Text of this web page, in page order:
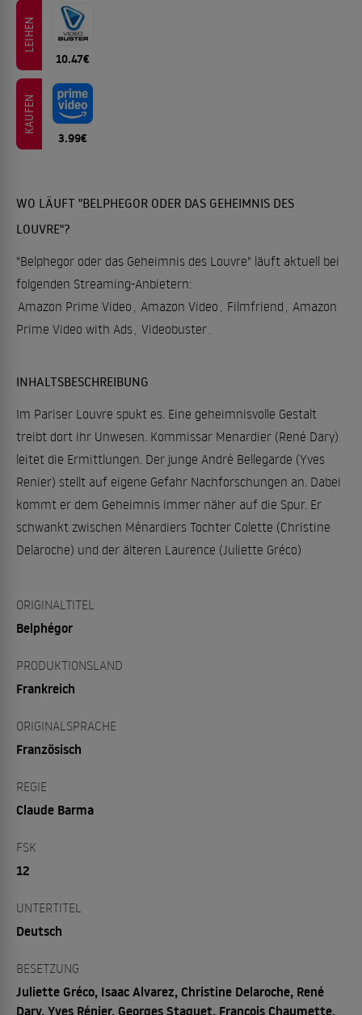
LEIHEN
10.47€
KAUFEN
3.99€
WO LÄUFT "BELPHEGOR ODER DAS GEHEIMNIS DES
LOUVRE"?
"Belphegor oder das Geheimnis des Louvre" läuft aktuell bei
folgenden Streaming-Anbietern:
Amazon Prime Video , Amazon Video , Filmfriend , Amazon
Prime Video with Ads, Videobuster.
INHALTSBESCHREIBUNG
Im Pariser Louvre spukt es. Eine geheimnisvolle Gestalt
treibt dort ihr Unwesen. Kommissar Menardier (René Dary)
leitet die Ermittlungen. Der junge André Bellegarde (Yves
Renier) stellt auf eigene Gefahr Nachforschungen an. Dabei
kommt er dem Geheimnis immer näher auf die Spur. Er
schwankt zwischen Ménardiers Tochter Colette (Christine
Delaroche) und der älteren Laurence (Juliette Gréco)
ORIGINALTITEL
Belphégor
PRODUKTIONSLAND
Frankreich
ORIGINALSPRACHE
Französisch
REGIE
Claude Barma
FSK
12
UNTERTITEL
Deutsch
BESETZUNG
Juliette Gréco, Isaac Alvarez, Christine Delaroche, René
Dary, Yves Rénier, Georges Staquet, François Chaumette,